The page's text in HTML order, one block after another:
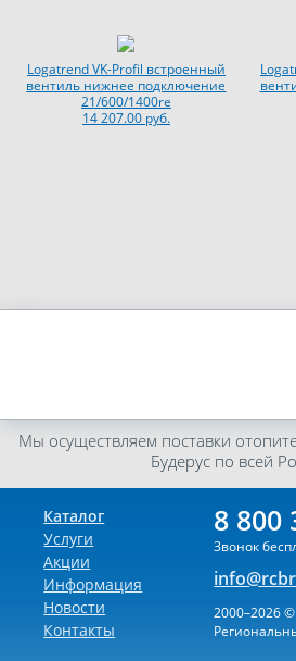
Logatrend VK-Profil встроенный
вентиль нижнее подключение
21/600/1400re
14 207.00 руб.
Мы осуществляем поставки
Будерус по всей
Каталог
Услуги
Акции
Информация
Новости
Контакты
8 800
Звонок
2000–2026